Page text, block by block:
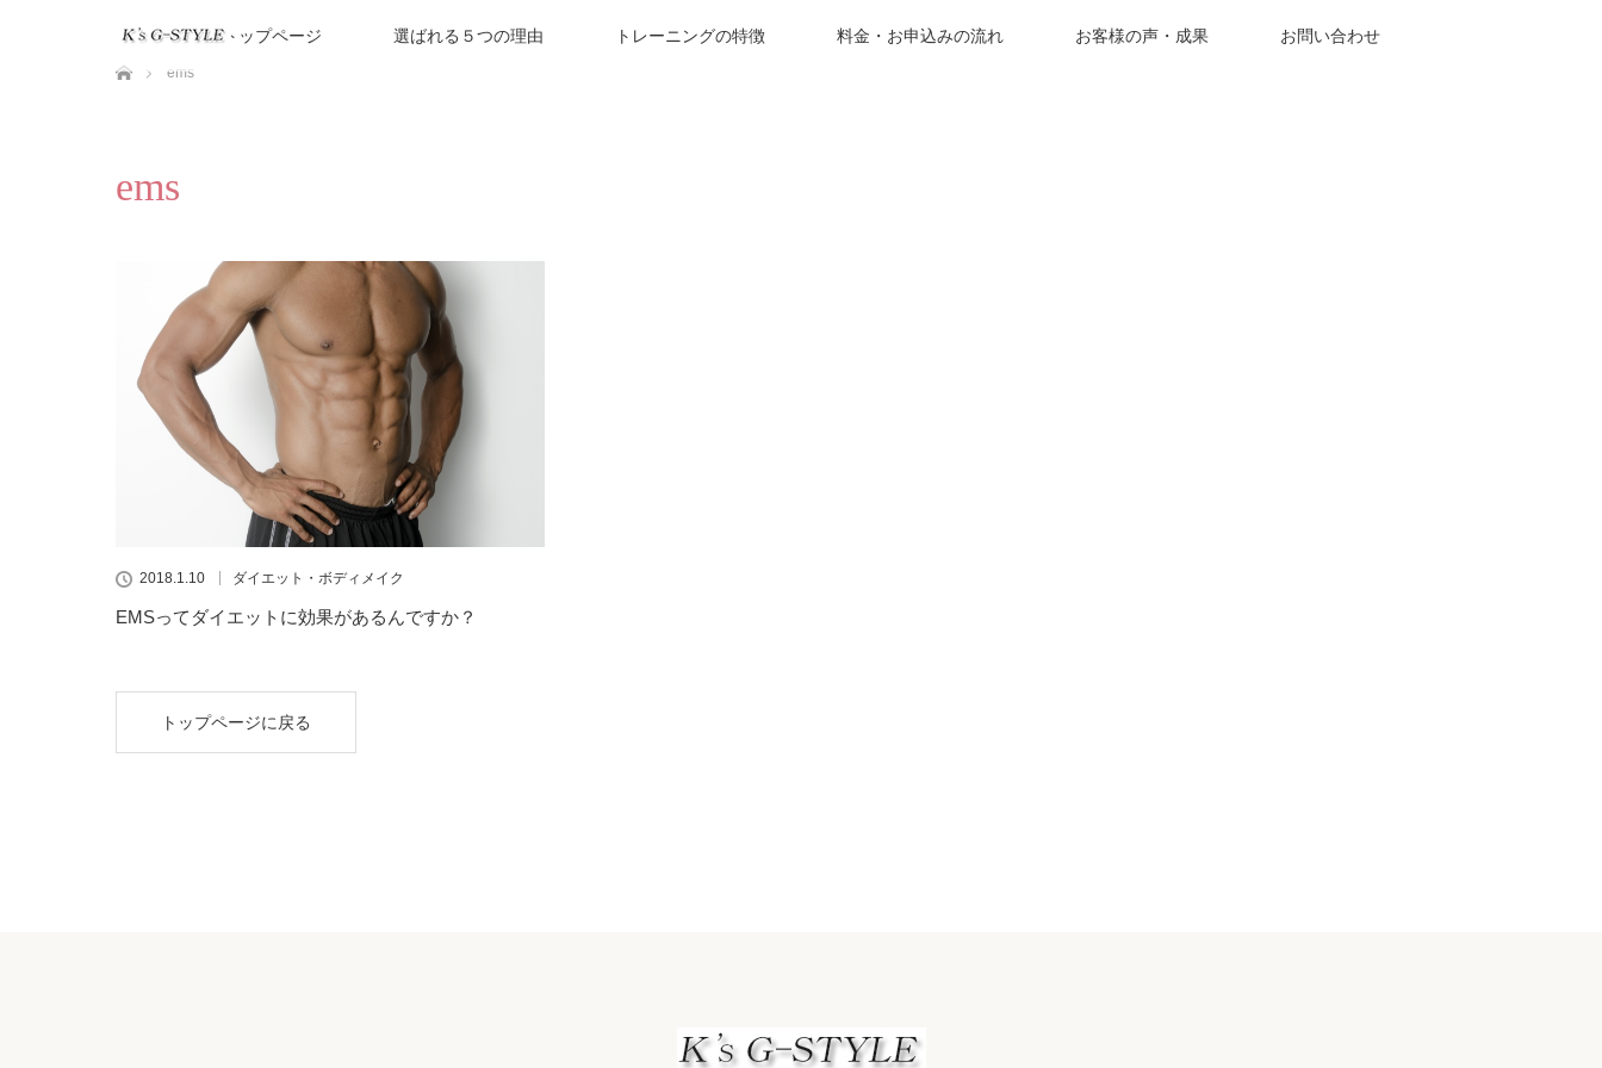
トップページ 選ばれる５つの理由 トレーニングの特徴 料金・お申込みの流れ お客様の声・成果 お問い合わせ
ホーム
ems
ems
2018.1.10 ダイエット・ボディメイク
EMSってダイエットに効果があるんですか？
トップページに戻る